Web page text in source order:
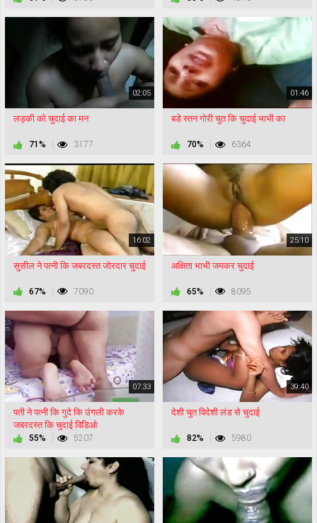
02:05
लड़की को चुदाई का मन
71% 3177
01:46
बडे स्तन गोरी चुत कि चुदाई भाभी का
70% 6364
16:02
सुसील ने पत्नी कि जबरदस्त जोरदार चुदाई
67% 7090
25:10
अक्षिता भाभी जमकर चुदाई
65% 8095
07:33
पती ने पत्नी कि गुदे कि उंगली करके
जबरदस्त कि चुदाई विडिओ
55% 5207
39:40
देशी चुत विदेशी लंड से चुदाई
82% 5980